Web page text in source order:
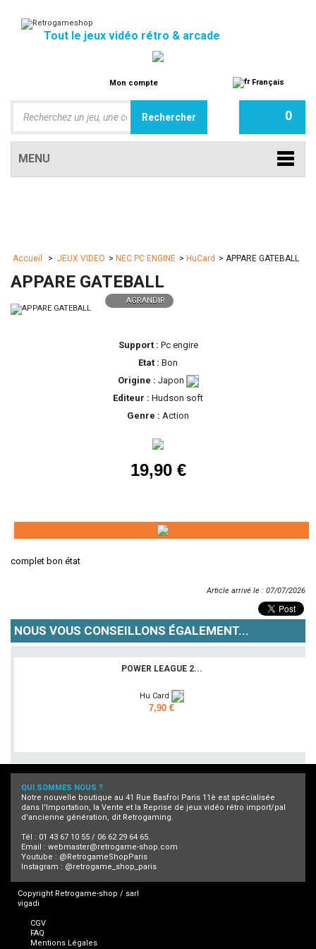
Tout le jeux vidéo rétro & arcade
Mon compte Français
0
MENU
Accueil > JEUX VIDEO > NEC PC ENGINE > HuCard > APPARE GATEBALL
APPARE GATEBALL
AGRANDIR
Support : Pc engire
Etat : Bon
Origine : Japon
Editeur : Hudson soft
Genre : Action
19,90 €
complet bon état
Article arrivé le : 07/07/2026
NOUS VOUS CONSEILLONS ÉGALEMENT...
POWER LEAGUE 2...
Hu Card
7,90 €
QUI SOMMES NOUS ?
Notre nouvelle boutique au 41 Rue Basfroi Paris 11è est spécialisée
dans l'Importation, la Vente et la Reprise de jeux vidéo rétro import/pal
d'ancienne génération, dit Retrogaming.
Tél : 01 43 67 10 55 / 06 62 29 64 65.
Email : webmaster@retrogame-shop.com
Youtube : @RetrogameShopParis
Instagram : @retrogame_shop_paris
Copyright Retrogame-shop / sarl
vigadi
CGV
FAQ
Mentions Légales